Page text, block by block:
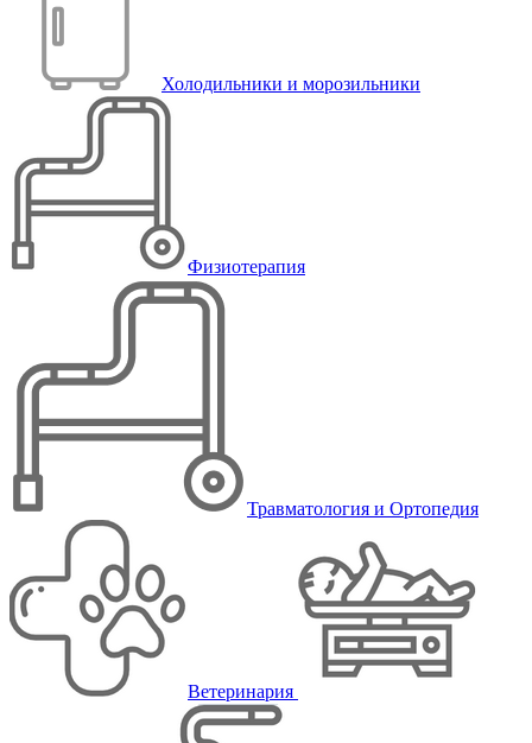
Холодильники и морозильники
Физиотерапия
Травматология и Ортопедия
Ветеринария